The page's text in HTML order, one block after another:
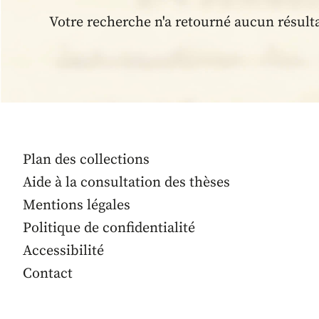
Votre recherche n'a retourné aucun
Plan des collections
Aide à la consultation des thèses
Mentions légales
Politique de confidentialité
Accessibilité
Contact